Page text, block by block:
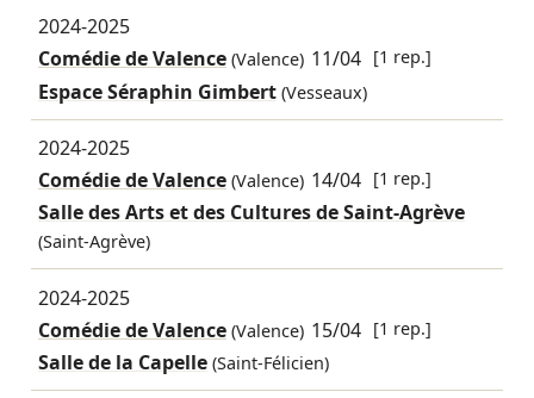
2024-2025
Comédie de Valence(Valence) 11/04 [1 rep.]
Espace Séraphin Gimbert (Vesseaux)
2024-2025
Comédie de Valence(Valence) 14/04 [1 rep.]
Salle des Arts et des Cultures de Saint-Agrève
(Saint-Agrève)
2024-2025
Comédie de Valence(Valence) 15/04 [1 rep.]
Salle de la Capelle (Saint-Félicien)